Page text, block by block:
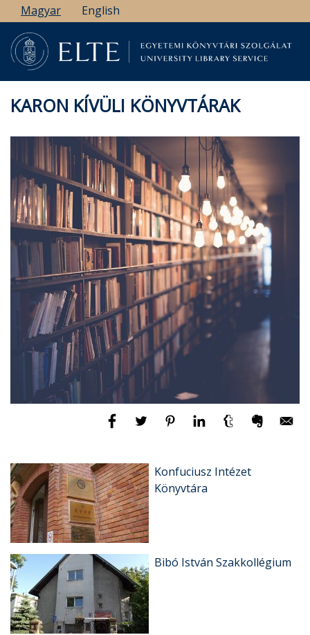
Ugrás
a
tartalomra
Magyar English
KARON KÍVÜLI KÖNYVTÁRAK
Konfuciusz Intézet
Könyvtára
Bibó István Szakkollégium